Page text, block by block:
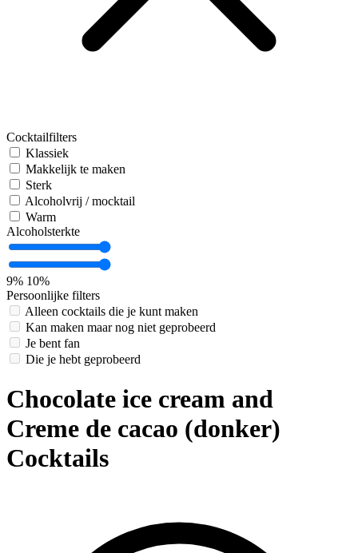
Cocktailfilters
Klassiek
Makkelijk te maken
Sterk
Alcoholvrij / mocktail
Warm
Alcoholsterkte
9% 10%
Persoonlijke filters
Alleen cocktails die je kunt maken
Kan maken maar nog niet geprobeerd
Je bent fan
Die je hebt geprobeerd
Chocolate ice cream and
Creme de cacao (donker)
Cocktails